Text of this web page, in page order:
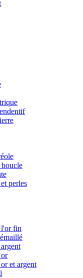
perles
l'or fin
et argent